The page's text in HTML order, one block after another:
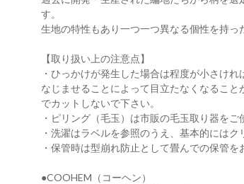
す。
生地の特性もあり一つ一つ異なる個性を持っ
【取り扱い上の注意点】
・ひっかけが発生した場合は程度が小さけ
なじませることによって目立たなくなるこ
でカットしないで下さい。
・ピリング（毛玉）は市販の毛玉取り器をご
・洗濯はラベルを参照のうえ、基本的にはク
・保管時は型崩れ防止として畳んでの保管を
●COOHEM（コーヘン）